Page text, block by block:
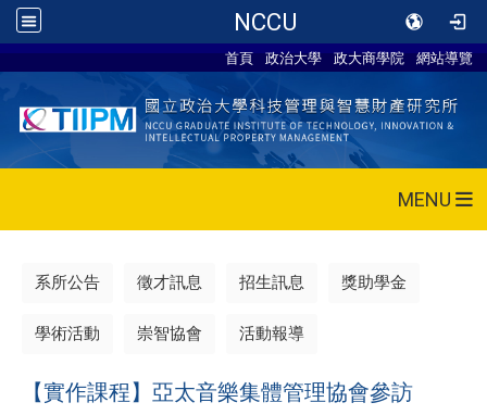
NCCU
首頁 政治大學 政大商學院 網站導覽
MENU
系所公告 徵才訊息 招生訊息 獎助學金
學術活動 崇智協會 活動報導
【實作課程】亞太音樂集體管理協會參訪